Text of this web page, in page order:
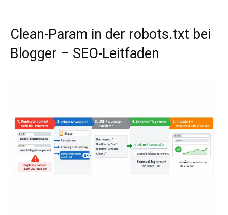
Clean-Param in der robots.txt bei
Blogger – SEO-Leitfaden